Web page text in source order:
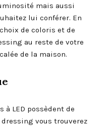
mais aussi
lui conférer. En
de coloris et de
au reste de votre
de la maison.
à LED possèdent de
vous trouverez